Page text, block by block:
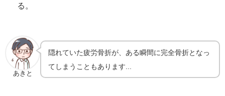
る。
あきと
隠れていた疲労骨折が、ある瞬間に完全骨折となっ
てしまうこともあります...